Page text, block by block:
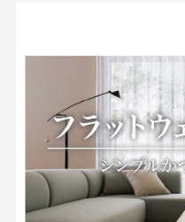
製品をさがす
店舗をさがす
私たちのこだわり